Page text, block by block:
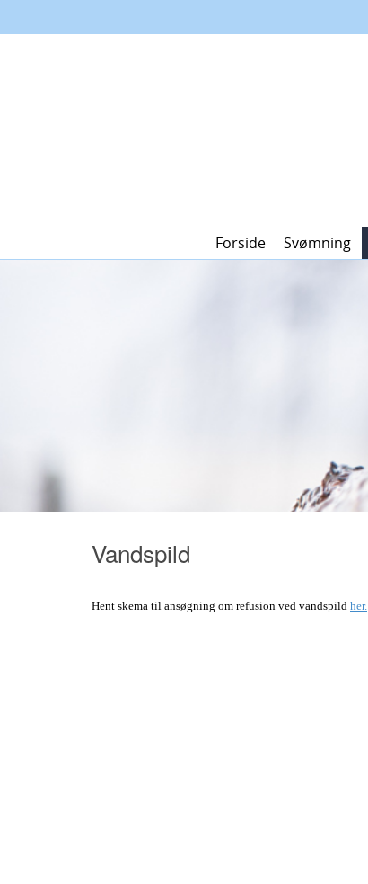
Forside Svømning
Vandspild
Hent skema til ansøgning om refusion ved vandspild her.